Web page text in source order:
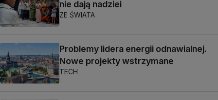
nie dają nadziei
ZE ŚWIATA
Problemy lidera energii odnawialnej.
Nowe projekty wstrzymane
TECH